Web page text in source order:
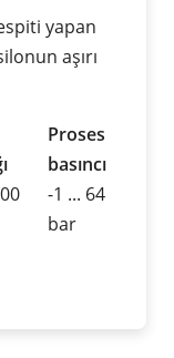
yapan
aşırı
Proses
basıncı
-1 ... 64
bar